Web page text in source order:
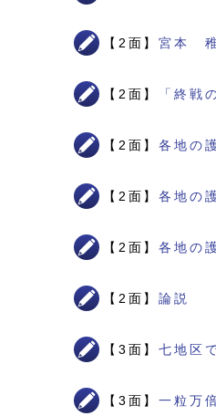
【2面】宮本
【2面】 「終戦
【2面】各地の
【2面】各地の
【2面】各地の
【2面】論説
【3面】七地区
【3面】一粒万